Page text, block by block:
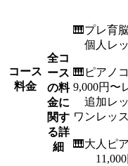
コース
料金
全コ
ース
の料
金に
関す
る詳
細
🎹プレ育
個人レ
🎹ピアノ
9,000円〜
追加レ
ワンレッ
🎹大人ピ
11,000